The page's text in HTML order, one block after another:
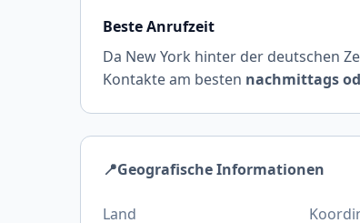
Beste Anrufzeit
Da New York hinter der deutschen
Kontakte am besten nachmittags
📍Geografische Informationen
Land